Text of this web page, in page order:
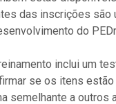
das inscrições são
do
inclui um
se os itens
semelhante a outros